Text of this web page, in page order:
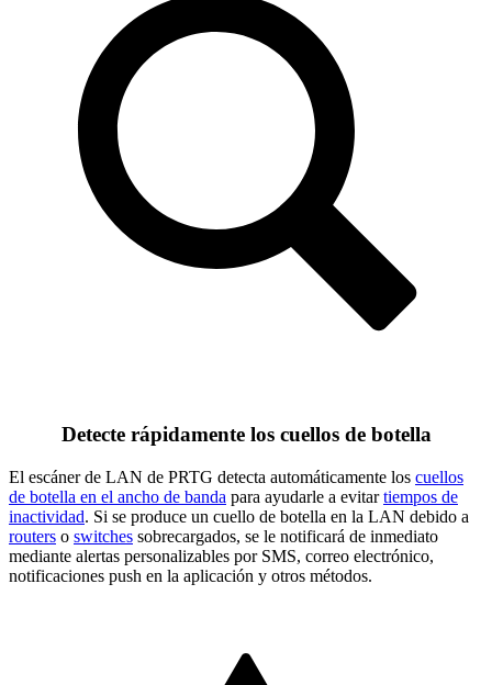
Detecte rápidamente los cuellos de botella
El escáner de LAN de PRTG detecta automáticamente los cuellos
de botella en el ancho de banda para ayudarle a evitartiempos de
inactividad. Si se produce un cuello de botella en la LAN debido a
routers o switches sobrecargados, se le notificará de inmediato
mediante alertas personalizables por SMS, correo electrónico,
notificaciones push en la aplicación y otros métodos.